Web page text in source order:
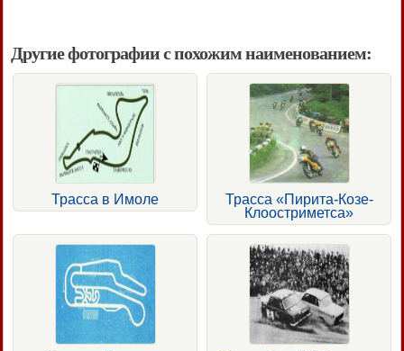
Другие фотографии с похожим наименованием:
Трасса в Имоле
Трасса «Пирита-Козе-
Клоостриметса»